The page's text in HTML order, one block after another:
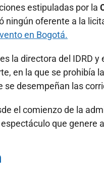
estipuladas por la
ningún oferente a la
en Bogotá.
es la directora del IDRD y
en la que se prohibía
se desempeñan las
el comienzo de la
que genere